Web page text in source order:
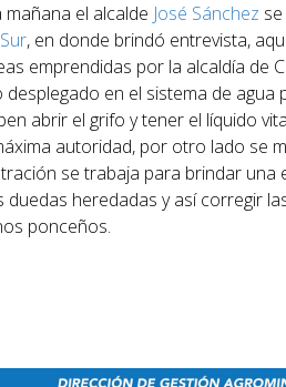
mañana el alcalde José Sánchez
, en donde brindó entrevista,
emprendidas por la alcaldía de
desplegado en el sistema de
abrir el grifo y tener el líquido
autoridad, por otro lado se
se trabaja para brindar una
duedas heredadas y así corregir
ponceños.